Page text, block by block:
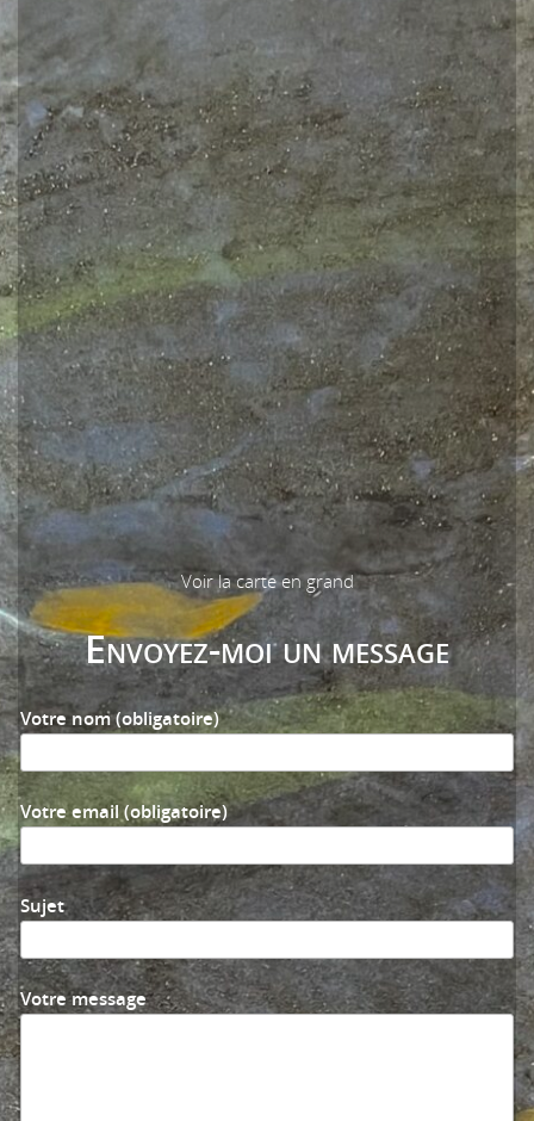
Voir la carte en grand
Envoyez-moi un message
Votre nom (obligatoire)
Votre email (obligatoire)
Sujet
Votre message